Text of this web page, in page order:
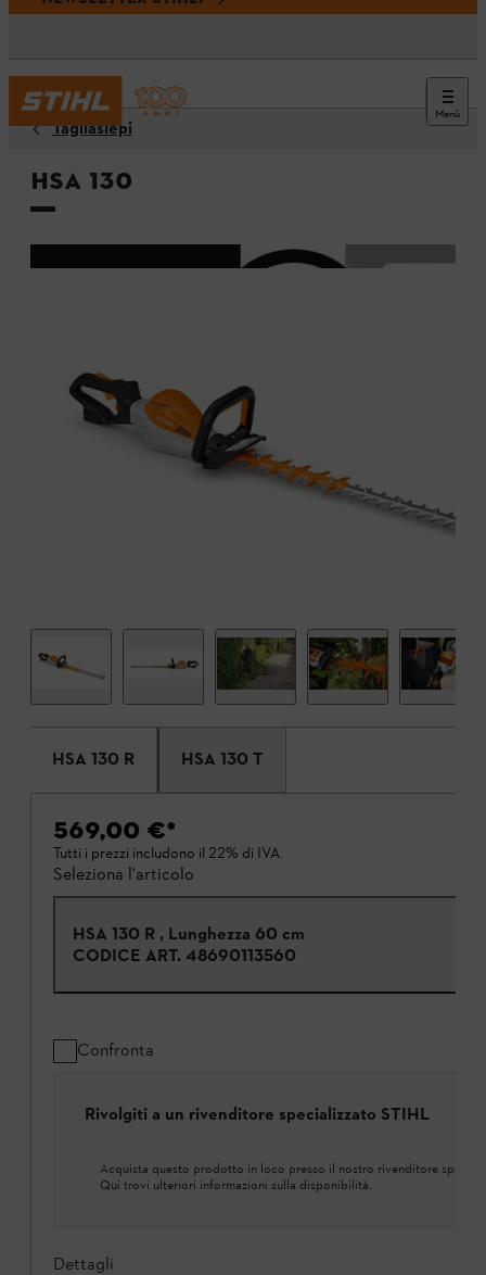
Menù
Tagliasiepi
HSA 130
HSA 130 R HSA 130 T
569,00 €*
Tutti i prezzi includono il 22% di IVA.
Seleziona l'articolo
HSA 130 R , Lunghezza 60 cm
CODICE ART. 48690113560
Confronta
Rivolgiti a un rivenditore specializzato STIHL
Acquista questo prodotto in loco presso il nostro rivenditore
Qui trovi ulteriori informazioni sulla disponibilità.
Dettagli